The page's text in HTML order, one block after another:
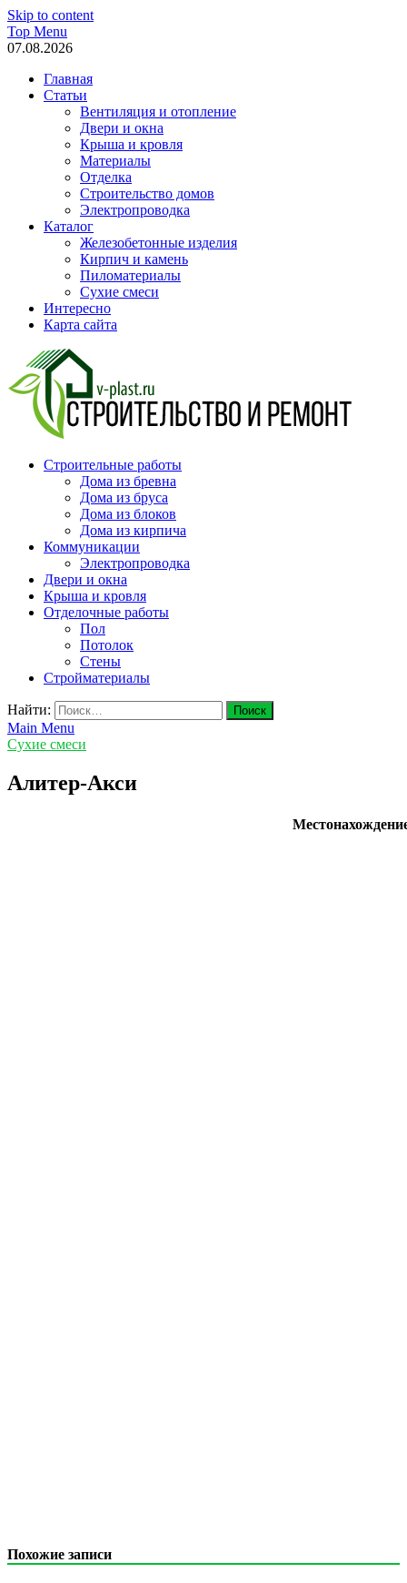
Skip to content
Top Menu
07.08.2026
Главная
Статьи
Вентиляция и отопление
Двери и окна
Крыша и кровля
Материалы
Отделка
Строительство домов
Электропроводка
Каталог
Железобетонные изделия
Кирпич и камень
Пиломатериалы
Сухие смеси
Интересно
Карта сайта
v-plast.ru Строительство и ремонт
Строительные работы
Дома из бревна
Дома из бруса
Дома из блоков
Дома из кирпича
Коммуникации
Электропроводка
Двери и окна
Крыша и кровля
Отделочные работы
Пол
Потолок
Стены
Стройматериалы
Найти:
Main Menu
Сухие смеси
Алитер-Акси
Похожие записи